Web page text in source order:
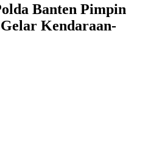
Banten Pimpin
Kendaraan-